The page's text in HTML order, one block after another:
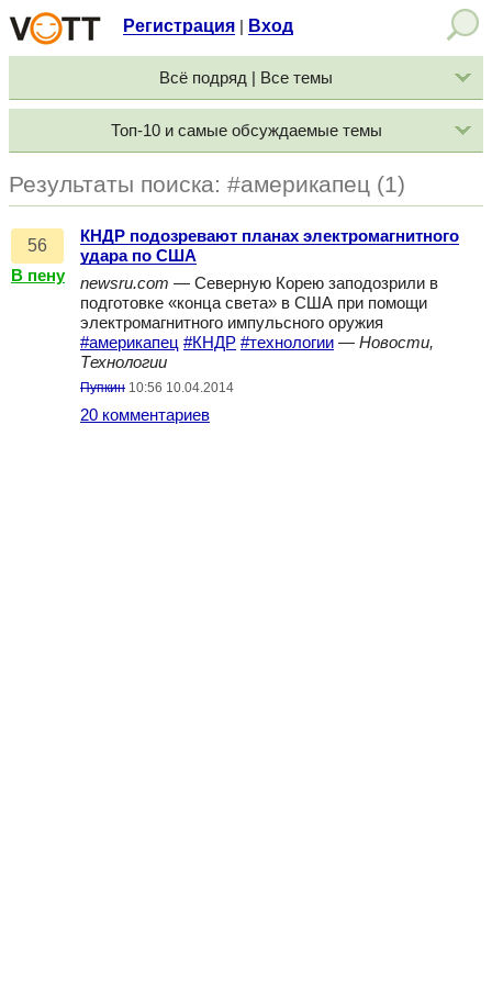
Регистрация Вход
Всё подряд | Все темы
Топ-10 и самые обсуждаемые темы
Результаты поиска: #америкапец (1)
56
В пену
КНДР подозревают планах электромагнитного
удара по США
newsru.com — Северную Корею заподозрили в
подготовке «конца света» в США при помощи
электромагнитного импульсного оружия
#америкапец #КНДР #технологии — Новости,
Технологии
Пупкин 10:56 10.04.2014
20 комментариев